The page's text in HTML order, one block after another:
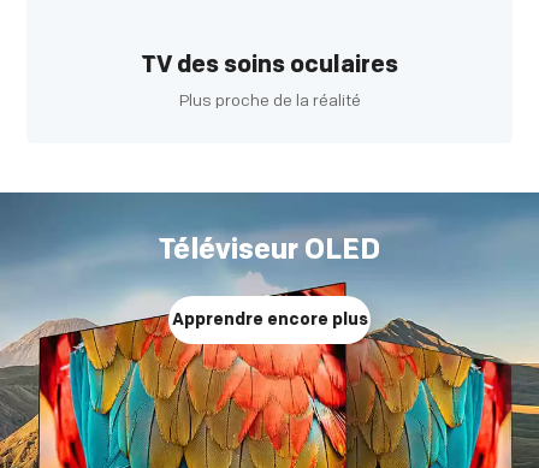
TV des soins oculaires
Plus proche de la réalité
Téléviseur OLED
Apprendre encore plus